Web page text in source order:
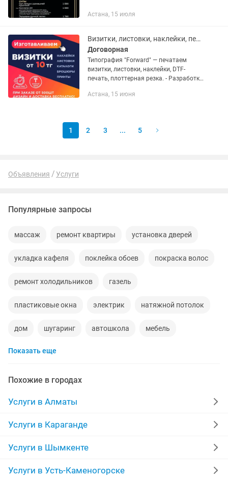
Астана, 15 июля
Визитки, листовки, наклейки, печать на лентах, принты на одежде
Договорная
Типография "Forward" — печатаем
визитки, листовки, наклейки, DTF-
печать, плоттерная резка. - Разработка
Выполним заказ от 1 дня. - Качество на
Астана, 15 июня
1 2 3 ... 5
Объявления Услуги
Популярные запросы
массаж ремонт квартиры установка дверей
укладка кафеля поклейка обоев покраска волос
ремонт холодильников газель
пластиковые окна электрик натяжной потолок
дом шугаринг автошкола мебель
ремонт телевизоров
установка кондиционеров
вывоз мусора кредиты
ремонт окон ворота
диван грузоперевозки газель
Показать еще
Похожие в городах
Услуги в Алматы
Услуги в Караганде
Услуги в Шымкенте
Услуги в Усть-Каменогорске